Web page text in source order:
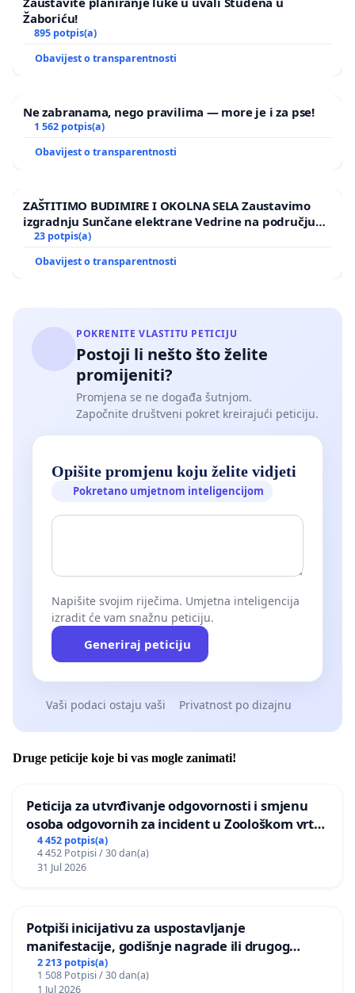
Žaboriću!
895 potpis(a)
Obavijest o transparentnosti
Ne zabranama, nego pravilima — more je i za pse!
1 562 potpis(a)
Obavijest o transparentnosti
ZAŠTITIMO BUDIMIRE I OKOLNA SELA Zaustavimo
izgradnju Sunčane elektrane Vedrine na području
Ugljana
23 potpis(a)
Obavijest o transparentnosti
POKRENITE VLASTITU PETICIJU
Postoji li nešto što želite
promijeniti?
Promjena se ne događa šutnjom.
Započnite društveni pokret kreirajući peticiju.
Opišite promjenu koju želite vidjeti
Pokretano umjetnom inteligencijom
Napišite svojim riječima. Umjetna inteligencija
izradit će vam snažnu peticiju.
Generiraj peticiju
Vaši podaci ostaju vaši Privatnost po dizajnu
Druge peticije koje bi vas mogle zanimati!
Peticija za utvrđivanje odgovornosti i smjenu
osoba odgovornih za incident u Zoološkom vrtu
Grada Zagreba
4 452 potpis(a)
4 452 Potpisi / 30 dan(a)
31 Jul 2026
Potpiši inicijativu za uspostavljanje
manifestacije, godišnje nagrade ili drugog
javnog događaja „Edin Avdić“ u Sarajevu
2 213 potpis(a)
1 508 Potpisi / 30 dan(a)
1 Jul 2026